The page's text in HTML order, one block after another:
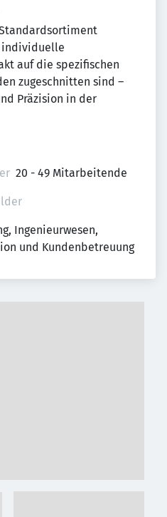
individuelle
auf die spezifischen
zugeschnitten sind –
Präzision in der
20 - 49 Mitarbeitende
Ingenieurwesen,
und Kundenbetreuung